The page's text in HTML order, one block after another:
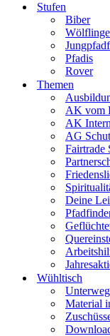
Stufen
Biber
Wölflinge
Pfadis
Rover
Themen
AK vom
AK
AG
Fairtrade
Deine
Wühltisch
Material